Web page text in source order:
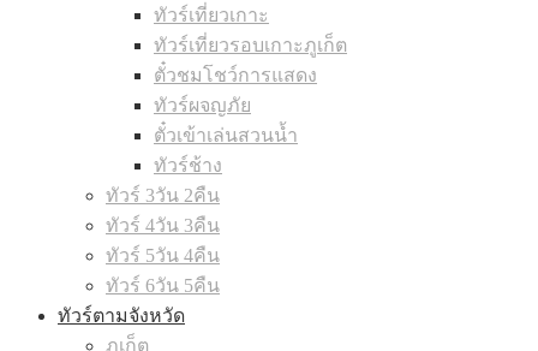
ทัวร์เที่ยวเกาะ
ทัวร์เที่ยวรอบเกาะภูเก็ต
ตั๋วชมโชว์การแสดง
ทัวร์ผจญภัย
ตั๋วเข้าเล่นสวนน้ำ
ทัวร์ช้าง
ทัวร์ 3วัน 2คืน
ทัวร์ 4วัน 3คืน
ทัวร์ 5วัน 4คืน
ทัวร์ 6วัน 5คืน
ทัวร์ตามจังหวัด
ภูเก็ต